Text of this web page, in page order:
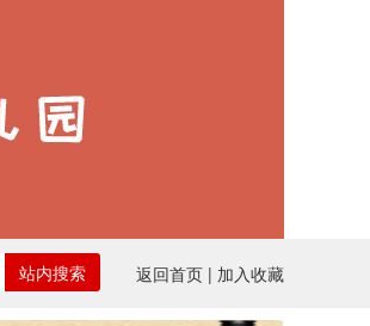
站内搜索 返回首页 | 加入收藏